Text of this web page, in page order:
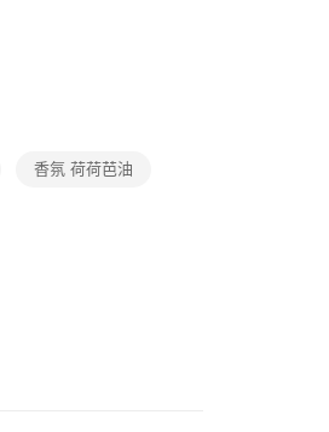
香氛 荷荷芭油